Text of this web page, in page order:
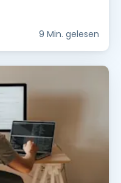
9 Min. gelesen